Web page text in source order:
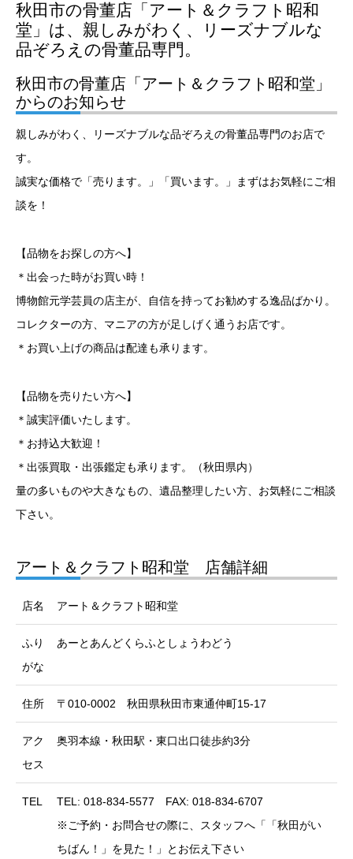
秋田市の骨董店「アート＆クラフト昭和
堂」は、親しみがわく、リーズナブルな
品ぞろえの骨董品専門。
秋田市の骨董店「アート＆クラフト昭和堂」
からのお知らせ
親しみがわく、リーズナブルな品ぞろえの骨董品専門のお店で
す。
誠実な価格で「売ります。」「買います。」まずはお気軽にご相
談を！
【品物をお探しの方へ】
＊出会った時がお買い時！
博物館元学芸員の店主が、自信を持ってお勧めする逸品ばかり。
コレクターの方、マニアの方が足しげく通うお店です。
＊お買い上げの商品は配達も承ります。
【品物を売りたい方へ】
＊誠実評価いたします。
＊お持込大歓迎！
＊出張買取・出張鑑定も承ります。（秋田県内）
量の多いものや大きなもの、遺品整理したい方、お気軽にご相談
下さい。
アート＆クラフト昭和堂 店舗詳細
店名 アート＆クラフト昭和堂
ふり
がな
あーとあんどくらふとしょうわどう
住所 〒010-0002 秋田県秋田市東通仲町15-17
アク
セス
奥羽本線・秋田駅・東口出口徒歩約3分
TEL
TEL: 018-834-5577 FAX: 018-834-6707
※ご予約・お問合せの際に、スタッフへ「「秋田がい
ちばん！」を見た！」とお伝え下さい